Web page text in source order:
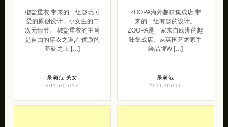
椒盐重衣 带来的一组趣玩可
爱的原创设计，小女生的二
次元情节。 椒盐重衣的主旨
是自由的穿衣之道,在优质的
基础之上 […]
呆萌范 美女
2015/05/17
ZOOPA海外趣味集成店 带
来的一组有趣的设计。
ZOOPA是一家来自欧洲的趣
味集成店。从英国艺术家手
绘品牌W […]
呆萌范
2016/05/16